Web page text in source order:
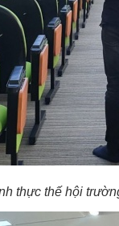
thực thế hội